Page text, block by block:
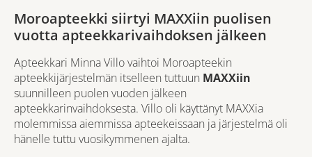
Moroapteekki siirtyi MAXXiin puolisen
vuotta apteekkarivaihdoksen jälkeen
Apteekkari Minna Villo vaihtoi Moroapteekin
apteekkijärjestelmän itselleen tuttuun MAXXiin
suunnilleen puolen vuoden jälkeen
apteekkarinvaihdoksesta. Villo oli käyttänyt MAXXia
molemmissa aiemmissa apteekeissaan ja järjestelmä oli
hänelle tuttu vuosikymmenen ajalta.